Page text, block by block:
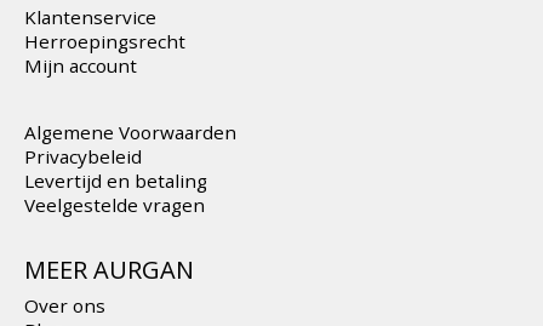
Klantenservice
Herroepingsrecht
Mijn account
Algemene Voorwaarden
Privacybeleid
Levertijd en betaling
Veelgestelde vragen
MEER AURGAN
Over ons